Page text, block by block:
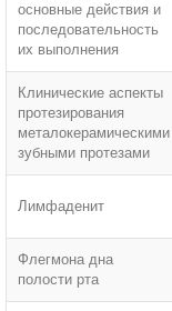
основные действия и
последовательность
их выполнения
Клинические аспекты
протезирования
металокерамическими
зубными протезами
Лимфаденит
Флегмона дна
полости рта